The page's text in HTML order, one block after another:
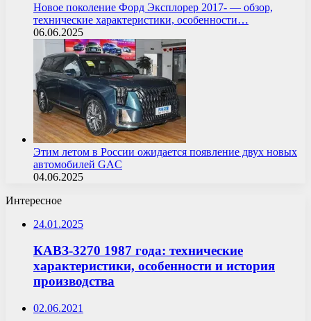
Новое поколение Форд Эксплорер 2017- — обзор,
технические характеристики, особенности…
06.06.2025
Этим летом в России ожидается появление двух новых
автомобилей GAC
04.06.2025
Интересное
24.01.2025
КАВЗ-3270 1987 года: технические
характеристики, особенности и история
производства
02.06.2021